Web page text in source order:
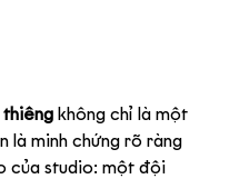
không chỉ là một
là minh chứng rõ ràng
của studio: một đội